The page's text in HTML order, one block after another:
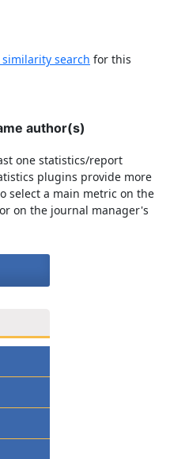
search for this
author(s)
one statistics/report
plugins provide more
select a main metric on the
on the journal manager's